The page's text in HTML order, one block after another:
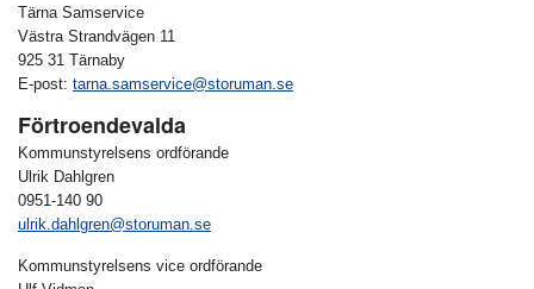
Tärna Samservice
Västra Strandvägen 11
925 31 Tärnaby
E-post: tarna.samservice@storuman.se
Förtroendevalda
Kommunstyrelsens ordförande
Ulrik Dahlgren
0951-140 90
ulrik.dahlgren@storuman.se
Kommunstyrelsens vice ordförande